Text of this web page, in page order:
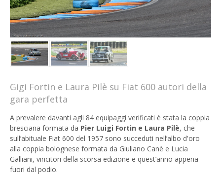
Previous Next
Gigi Fortin e Laura Pilè su Fiat 600 autori della
gara perfetta
A prevalere davanti agli 84 equipaggi verificati è stata la coppia
bresciana formata da Pier Luigi Fortin e Laura Pilè, che
sull’abituale Fiat 600 del 1957 sono succeduti nell’albo d'oro
alla coppia bolognese formata da Giuliano Canè e Lucia
Galliani, vincitori della scorsa edizione e quest’anno appena
fuori dal podio.